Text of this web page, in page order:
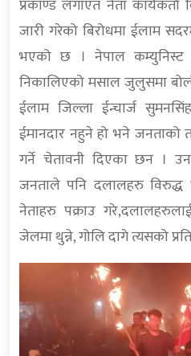
प्रकाण्ड लगाएत नेता
जारी गरेको बिरोधमा ईलाम
भएको छ । नेपाल कम्युनिस्ट
निकालिएको मसाल जुलुसमा
ईलाम जिल्ला ईन्चार्ज
ईमानदार नहुने हो भने जनताको
गर्ने चेतावनी दिएका छन ।
जनताले पनि दलालहरु विरुद्ध
नेताहरु पक्राउ
जेलमा थुन्ने, गोलि दागे त्यसको